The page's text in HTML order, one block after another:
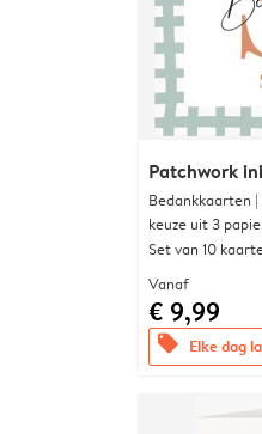
Patchwork
Bedankkaarten
keuze uit 3
Set van 10
Vanaf
€ 9,99
offers Elke dag